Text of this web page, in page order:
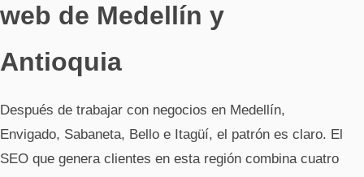
web de Medellín y
Antioquia
Después de trabajar con negocios en Medellín,
Envigado, Sabaneta, Bello e Itagüí, el patrón es claro. El
SEO que genera clientes en esta región combina cuatro